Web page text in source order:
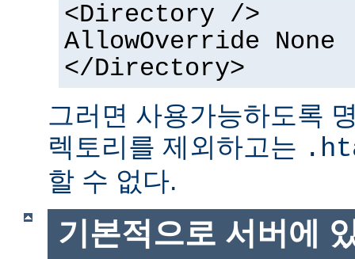
<Directory />
AllowOverride None
</Directory>
그러면 사용가능하도록
렉토리를 제외하고는
할 수 없다.
기본적으로 서버에